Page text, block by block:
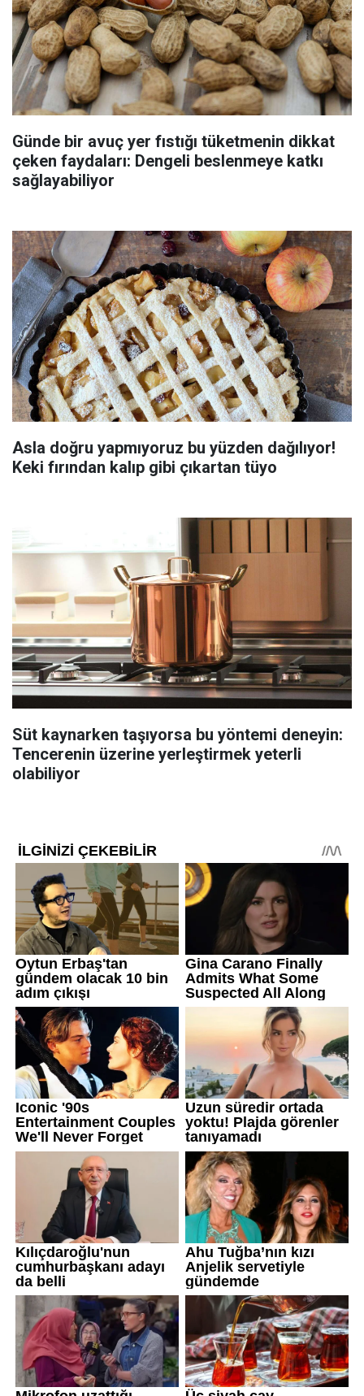
Günde bir avuç yer fıstığı tüketmenin dikkat
çeken faydaları: Dengeli beslenmeye katkı
sağlayabiliyor
Asla doğru yapmıyoruz bu yüzden dağılıyor!
Keki fırından kalıp gibi çıkartan tüyo
Süt kaynarken taşıyorsa bu yöntemi deneyin:
Tencerenin üzerine yerleştirmek yeterli
olabiliyor